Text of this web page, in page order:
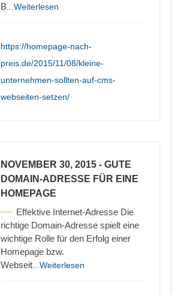
B ...Weiterlesen
https://homepage-nach-
preis.de/2015/11/08/kleine-
unternehmen-sollten-auf-cms-
webseiten-setzen/
NOVEMBER 30, 2015 - GUTE
DOMAIN-ADRESSE FÜR EINE
HOMEPAGE
Effektive Internet-Adresse Die
richtige Domain-Adresse spielt eine
wichtige Rolle für den Erfolg einer
Homepage bzw.
Webseit ...Weiterlesen